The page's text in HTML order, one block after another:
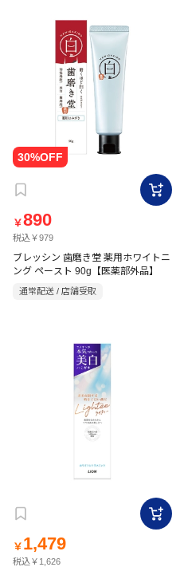
￥890
税込￥979
ブレッシン 歯磨き堂 薬用ホワイトニ
ング ペースト 90g【医薬部外品】
通常配送 / 店舗受取
￥ 1,479
税込￥1,626